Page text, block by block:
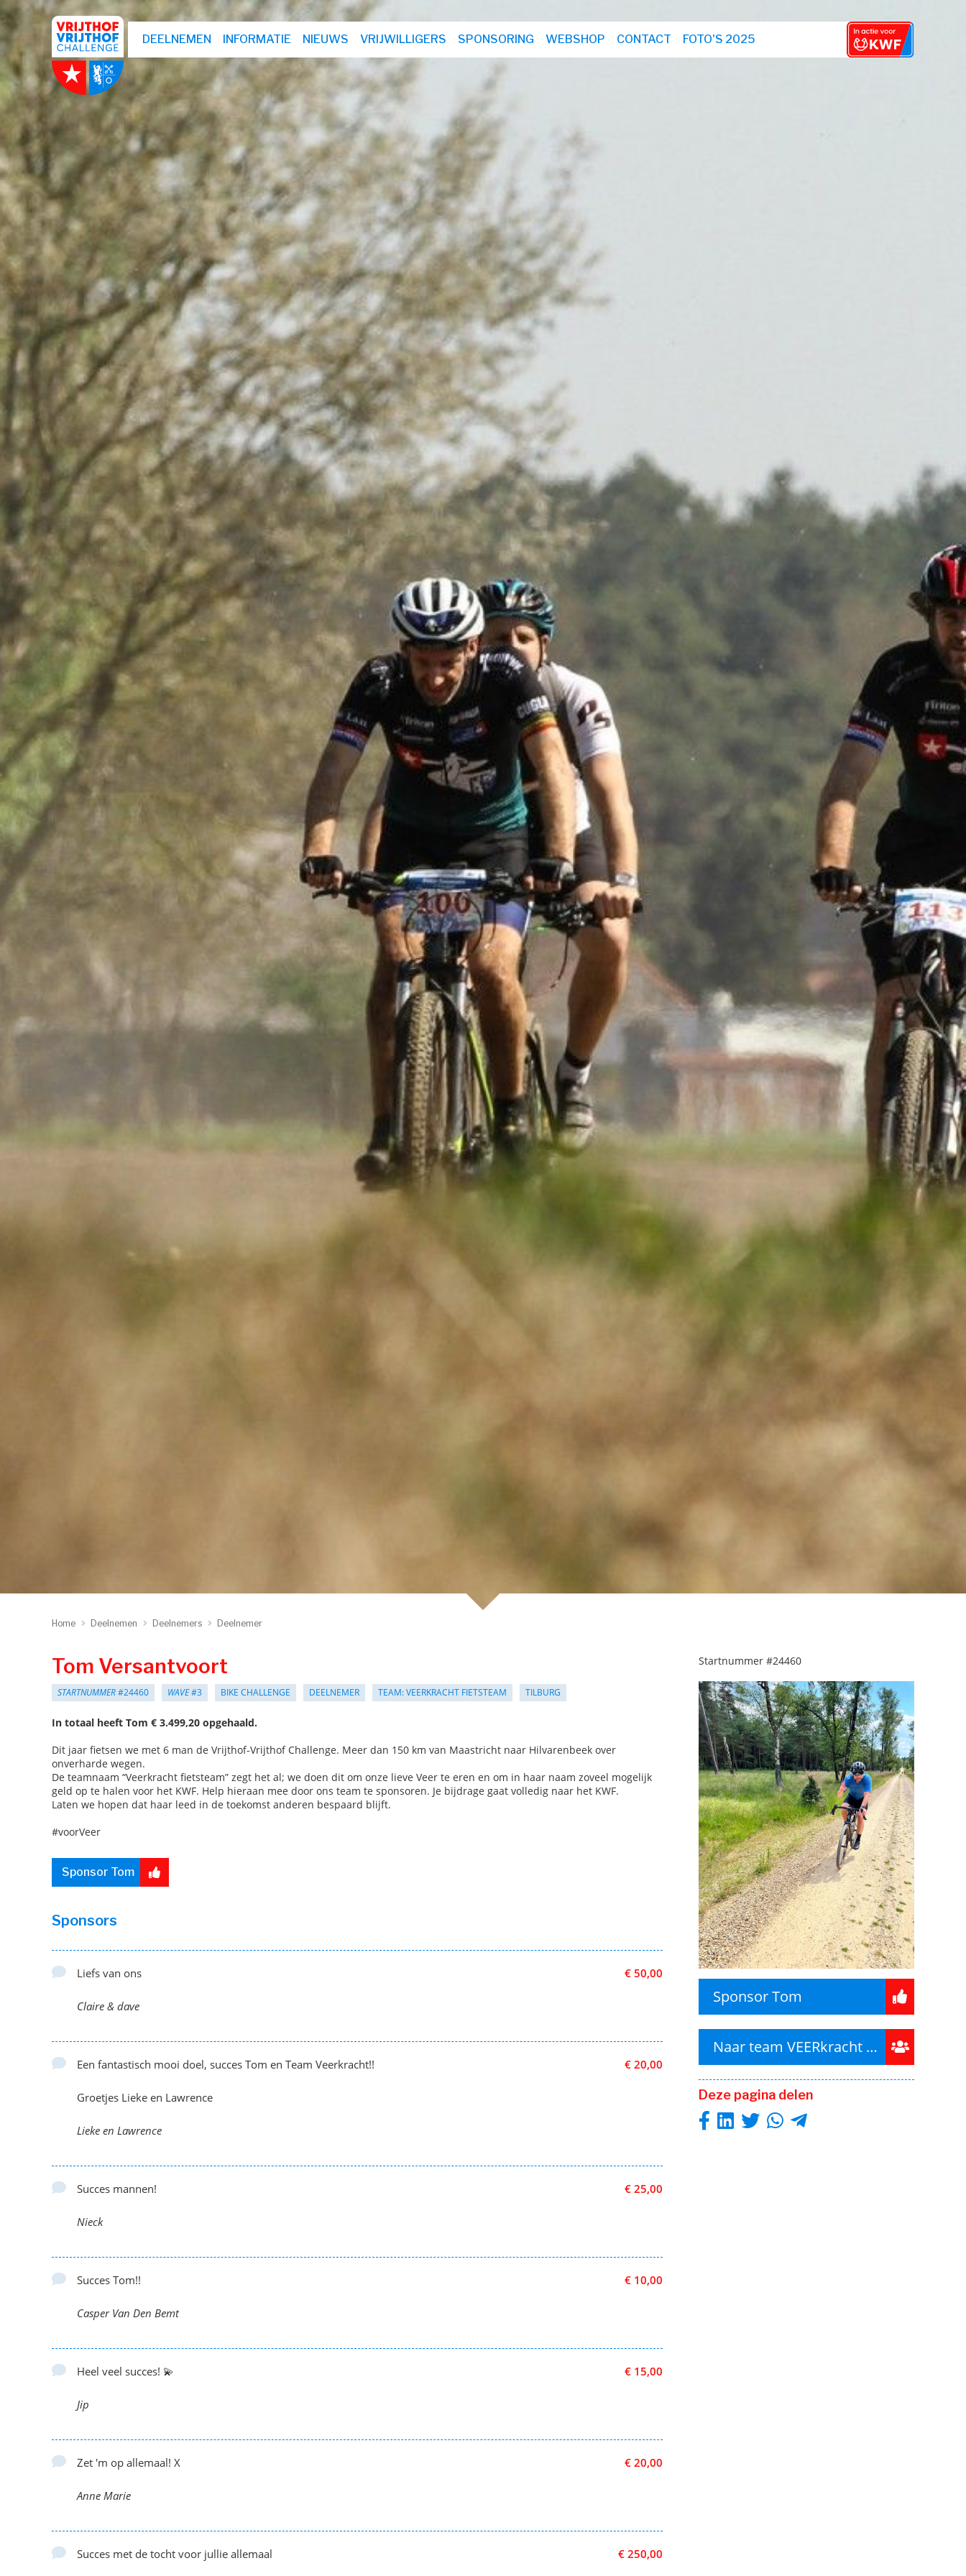
DEELNEMEN INFORMATIE NIEUWS VRIJWILLIGERS SPONSORING WEBSHOP CONTACT FOTO'S 2025
Home Deelnemen Deelnemers Deelnemer
Tom Versantvoort
STARTNUMMER#24460 WAVE#3 BIKE CHALLENGE DEELNEMER TEAM: VEERKRACHT FIETSTEAM TILBURG
In totaal heeft Tom € 3.499,20 opgehaald.
Dit jaar fietsen we met 6 man de Vrijthof-Vrijthof Challenge. Meer dan 150 km van Maastricht naar Hilvarenbeek over
onverharde wegen.
De teamnaam “Veerkracht fietsteam” zegt het al; we doen dit om onze lieve Veer te eren en om in haar naam zoveel mogelijk
geld op te halen voor het KWF. Help hieraan mee door ons team te sponsoren. Je bijdrage gaat volledig naar het KWF.
Laten we hopen dat haar leed in de toekomst anderen bespaard blijft.
#voorVeer
Sponsor Tom
Startnummer #24460
Sponsor Tom
Naar team VEERkracht fietsteam
Deze pagina delen
Sponsors
€ 50,00
Liefs van ons
Claire & dave
€ 20,00
Een fantastisch mooi doel, succes Tom en Team Veerkracht!!
Groetjes Lieke en Lawrence
Lieke en Lawrence
€ 25,00
Succes mannen!
Nieck
€ 10,00
Succes Tom!!
Casper Van Den Bemt
€ 15,00
Heel veel succes! 💫
Jip
€ 20,00
Zet 'm op allemaal! X
Anne Marie
€ 250,00
Succes met de tocht voor jullie allemaal